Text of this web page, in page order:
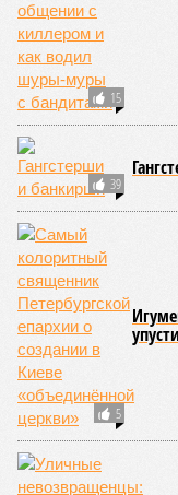
из них 164 без
по олимпиадам было
квоте для сирот и
Стоит отметить,что
востребованность
столичных
тот факт, что
многие из них
конкурсу на менее
и студенты с
различные
Петербурские
врачи завершили
оперативное
лечение
США с «маской
Бэтмена»